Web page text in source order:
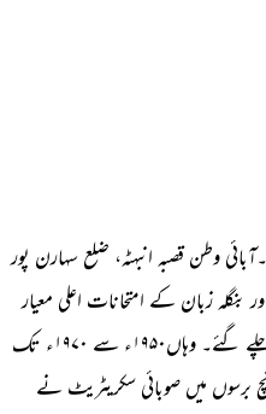
کو میرٹھ میں پیدا ہوئے۔آبائی وطن قصبہ انبہٹہ، ضلع سہارن پور
۱۹۴۰ء میں پاس کیا۔ ہندی اور بنگلہ زبان کے امتحانات اعلی معیار
سے پاس کیے۔ ملازمت کا آغاز بہ حیثیت مدرس کیا۔ بعد ازاں مشرقی پاکستان چلے گئے۔ وہاں۱۹۵۰ء سے ۱۹۷۰ء تک
برسوں میں صوبائی سکریٹریٹ نے